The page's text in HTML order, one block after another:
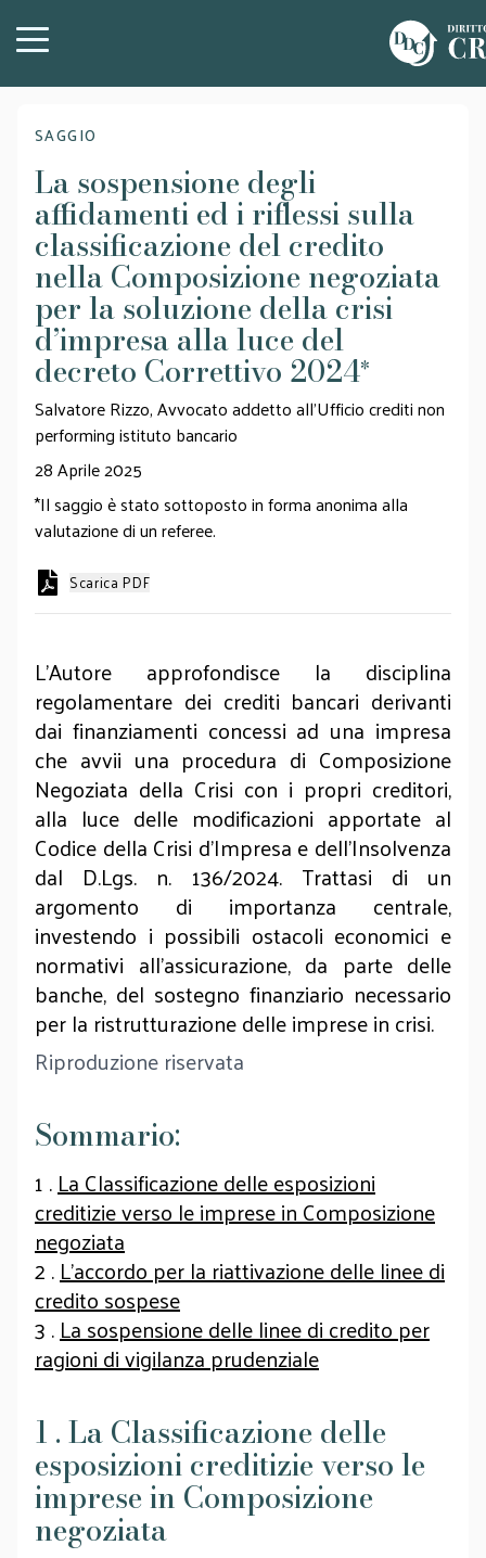
SAGGIO
La sospensione degli
affidamenti ed i riflessi sulla
classificazione del credito
nella Composizione negoziata
per la soluzione della crisi
d’impresa alla luce del
decreto Correttivo 2024*
Salvatore Rizzo, Avvocato addetto all'Ufficio crediti non
performing istituto bancario
28 Aprile 2025
*Il saggio è stato sottoposto in forma anonima alla
valutazione di un referee.
Scarica PDF
L’Autore approfondisce la disciplina
regolamentare dei crediti bancari derivanti
dai finanziamenti concessi ad una impresa
che avvii una procedura di Composizione
Negoziata della Crisi con i propri creditori,
alla luce delle modificazioni apportate al
Codice della Crisi d’Impresa e dell’Insolvenza
dal D.Lgs. n. 136/2024. Trattasi di un
argomento di importanza centrale,
investendo i possibili ostacoli economici e
normativi all’assicurazione, da parte delle
banche, del sostegno finanziario necessario
per la ristrutturazione delle imprese in crisi.
Riproduzione riservata
Sommario:
1 .La Classificazione delle esposizioni
creditizie verso le imprese in Composizione
negoziata
2 .L’accordo per la riattivazione delle linee di
credito sospese
3 .La sospensione delle linee di credito per
ragioni di vigilanza prudenziale
1 . La Classificazione delle
esposizioni creditizie verso le
imprese in Composizione
negoziata